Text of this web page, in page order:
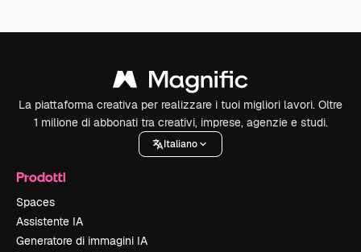
La piattaforma creativa per realizzare i tuoi migliori lavori. Oltre
1 milione di abbonati tra creativi, imprese, agenzie e studi.
Italiano
Prodotti
Spaces
Assistente IA
Generatore di immagini IA